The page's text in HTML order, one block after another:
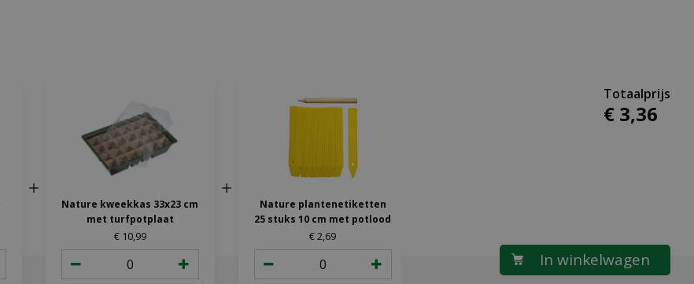
Nature kweekkas 33x23 cm
met turfpotplaat
€ 10,99
Nature plantenetiketten
25 stuks 10 cm met potlood
€2,69
€ 3,36